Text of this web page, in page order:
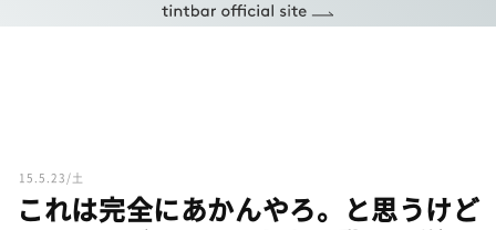
15.5.23/土
これは完全にあかんやろ。と思うけど